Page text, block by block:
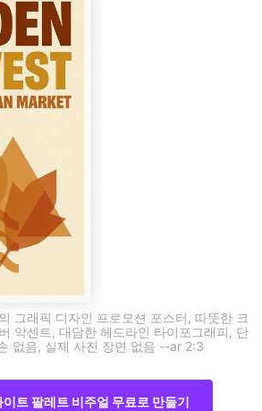
그래픽 디자인 프로모션 포스터, 따뜻한 크
악센트, 대담한 헤드라인 타이포그래피, 단
없음, 실제 사진 장면 없음 --ar 2:3
트 팔레트 비주얼 무료로 만들기